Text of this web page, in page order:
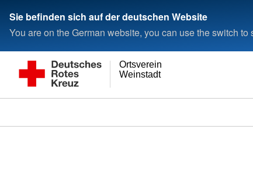
Sie befinden sich auf der deutschen Website
You are on the German website, you can use the switch
Weinstadt
Ortsverein